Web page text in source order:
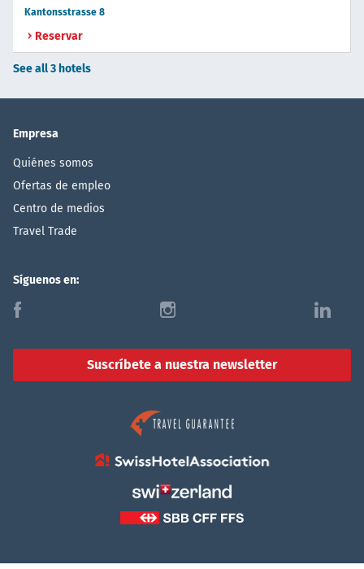
Kantonsstrasse 8
Reservar
See all 3 hotels
Empresa
Quiénes somos
Ofertas de empleo
Centro de medios
Travel Trade
Síguenos en:
f i l
Suscríbete a nuestra newsletter